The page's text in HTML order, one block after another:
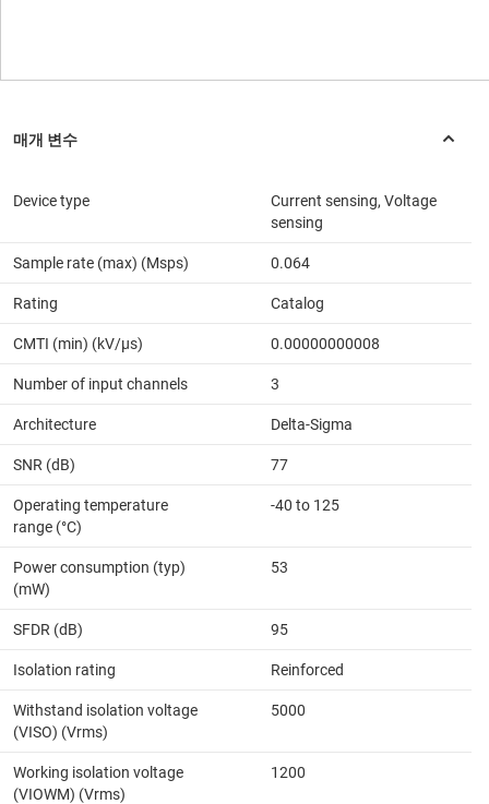
Device type
Current sensing, Voltage
sensing
Sample rate (max) (Msps) 0.064
Rating Catalog
CMTI (min) (kV/µs) 0.00000000008
Number of input channels 3
Architecture Delta-Sigma
SNR (dB) 77
Operating temperature
range (°C)
-40 to 125
Power consumption (typ)
(mW)
53
SFDR (dB) 95
Isolation rating Reinforced
Withstand isolation voltage
(VISO) (Vrms)
5000
Working isolation voltage
(VIOWM) (Vrms)
1200